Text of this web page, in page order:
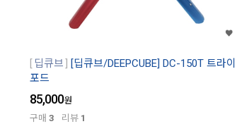
딥큐브
[딥큐브/DEEPCUBE] DC-150T 트라이
포드
85,000원
구매 3 리뷰 1